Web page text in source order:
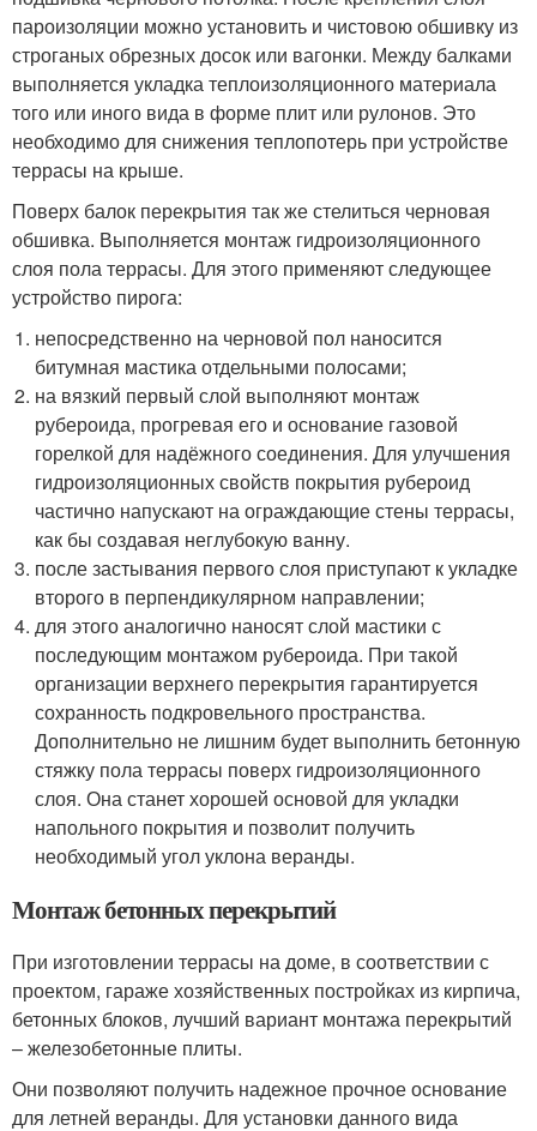
пароизоляции можно установить и чистовою обшивку из
строганых обрезных досок или вагонки. Между балками
выполняется укладка теплоизоляционного материала
того или иного вида в форме плит или рулонов. Это
необходимо для снижения теплопотерь при устройстве
террасы на крыше.
Поверх балок перекрытия так же стелиться черновая
обшивка. Выполняется монтаж гидроизоляционного
слоя пола террасы. Для этого применяют следующее
устройство пирога:
непосредственно на черновой пол наносится
битумная мастика отдельными полосами;
на вязкий первый слой выполняют монтаж
рубероида, прогревая его и основание газовой
горелкой для надёжного соединения. Для улучшения
гидроизоляционных свойств покрытия рубероид
частично напускают на ограждающие стены террасы,
как бы создавая неглубокую ванну.
после застывания первого слоя приступают к укладке
второго в перпендикулярном направлении;
для этого аналогично наносят слой мастики с
последующим монтажом рубероида. При такой
организации верхнего перекрытия гарантируется
сохранность подкровельного пространства.
Дополнительно не лишним будет выполнить бетонную
стяжку пола террасы поверх гидроизоляционного
слоя. Она станет хорошей основой для укладки
напольного покрытия и позволит получить
необходимый угол уклона веранды.
Монтаж бетонных перекрытий
При изготовлении террасы на доме, в соответствии с
проектом, гараже хозяйственных постройках из кирпича,
бетонных блоков, лучший вариант монтажа перекрытий
– железобетонные плиты.
Они позволяют получить надежное прочное основание
для летней веранды. Для установки данного вида